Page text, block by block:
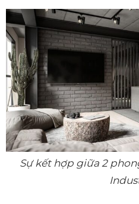
Sự kết hợp giữa 2